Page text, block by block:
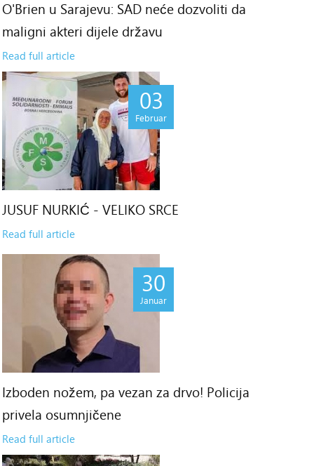
O'Brien u Sarajevu: SAD neće dozvoliti da
maligni akteri dijele državu
Read full article
03
Februar
JUSUF NURKIĆ - VELIKO SRCE
Read full article
30
Januar
Izboden nožem, pa vezan za drvo! Policija
privela osumnjičene
Read full article